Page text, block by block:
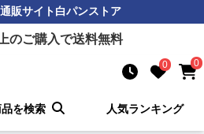
販サイト白パンストア
のご購入で送料無料
0 0
を検索 人気ランキング